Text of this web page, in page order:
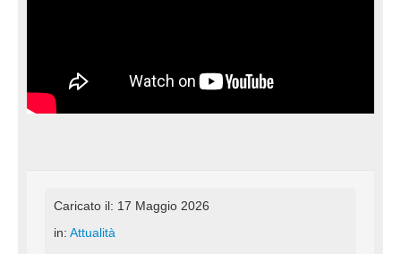
Caricato il: 17 Maggio 2026
in: Attualità